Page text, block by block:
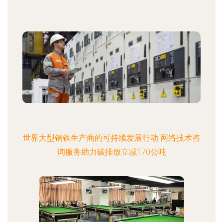
世界大型钢铁生产商的可持续发展行动 网络技术咨
询服务助力碳排放立减170公吨